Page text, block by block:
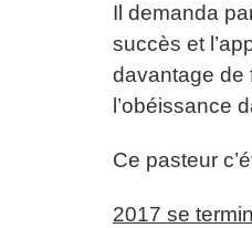
Il demanda
succès et
davantage de
l’obéissance
Ce pasteur
2017 se